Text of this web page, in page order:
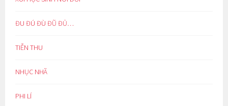
ĐU ĐÚ ĐÙ ĐŨ ĐỦ…
TIỄN THU
NHỤC NHÃ
PHI LÍ